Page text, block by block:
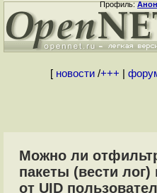
Профиль:
[ новости/+++
Можно ли
пакеты (вести лог)
от UID